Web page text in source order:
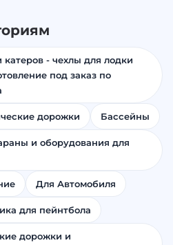
- чехлы для лодки
под заказ по
дорожки Бассейны
и оборудования для
Для Автомобиля
для пейнтбола
дорожки и